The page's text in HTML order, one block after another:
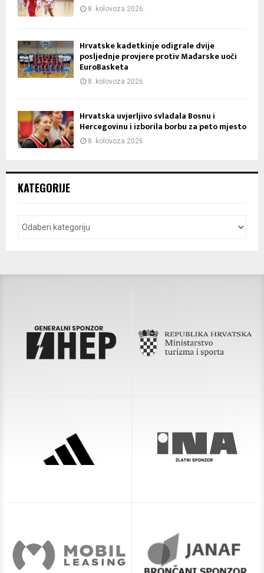
8. kolovoza 2026.
Hrvatske kadetkinje odigrale dvije
posljednje provjere protiv Mađarske uoči
EuroBasketa
8. kolovoza 2026.
Hrvatska uvjerljivo svladala Bosnu i
Hercegovinu i izborila borbu za peto mjesto
8. kolovoza 2026.
KATEGORIJE